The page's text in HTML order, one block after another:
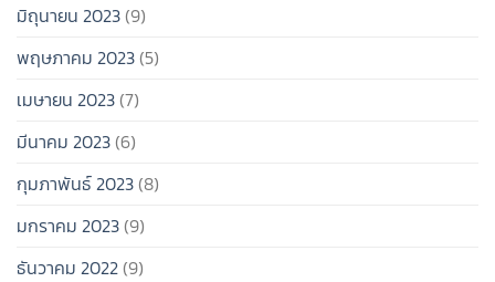
มิถุนายน 2023(9)
พฤษภาคม 2023(5)
เมษายน 2023(7)
มีนาคม 2023(6)
กุมภาพันธ์ 2023(8)
มกราคม 2023(9)
ธันวาคม 2022(9)